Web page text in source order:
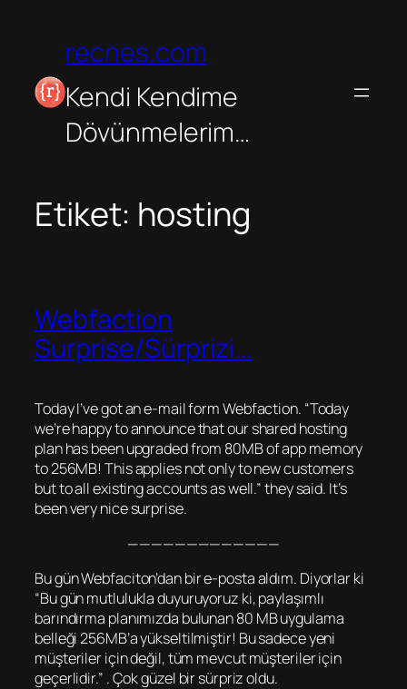
recnes.com
Kendi Kendime
Dövünmelerim…
Etiket: hosting
Webfaction
Surprise/Sürprizi…
Today I’ve got an e-mail form Webfaction. “Today
we’re happy to announce that our shared hosting
plan has been upgraded from 80MB of app memory
to 256MB! This applies not only to new customers
but to all existing accounts as well.” they said. It’s
been very nice surprise.
—————————————
Bu gün Webfaciton’dan bir e-posta aldım. Diyorlar ki
“Bu gün mutlulukla duyuruyoruz ki, paylaşımlı
barındırma planımızda bulunan 80 MB uygulama
belleği 256MB’a yükseltilmiştir! Bu sadece yeni
müşteriler için değil, tüm mevcut müşteriler için
geçerlidir.” . Çok güzel bir sürpriz oldu.